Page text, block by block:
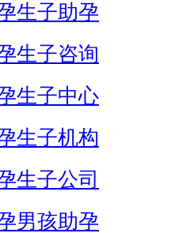
生子助孕
生子咨询
生子中心
生子机构
生子公司
男孩助孕